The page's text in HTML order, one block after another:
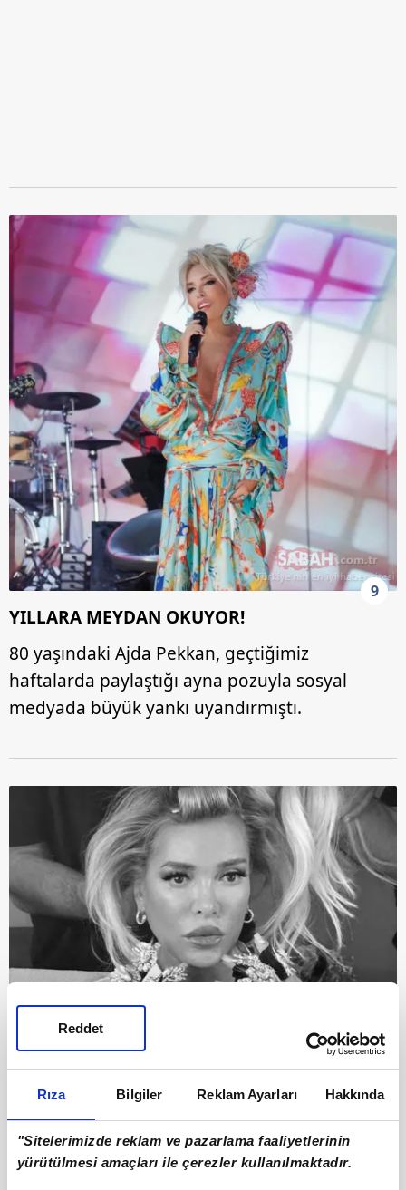
Rıza Bilgiler Reklam Ayarları Hakkında
"Sitelerimizde reklam ve pazarlama faaliyetlerinin
yürütülmesi amaçları ile çerezler kullanılmaktadır.
Reddet
9
YILLARA MEYDAN OKUYOR!
80 yaşındaki Ajda Pekkan, geçtiğimiz
haftalarda paylaştığı ayna pozuyla sosyal
medyada büyük yankı uyandırmıştı.